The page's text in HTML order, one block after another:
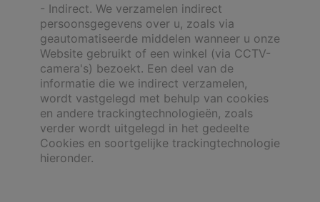
- Indirect. We verzamelen indirect
persoonsgegevens over u, zoals via
geautomatiseerde middelen wanneer u onze
Website gebruikt of een winkel (via CCTV-
camera's) bezoekt. Een deel van de
informatie die we indirect verzamelen,
wordt vastgelegd met behulp van cookies
en andere trackingtechnologieën, zoals
verder wordt uitgelegd in het gedeelte
Cookies en soortgelijke trackingtechnologie
hieronder.